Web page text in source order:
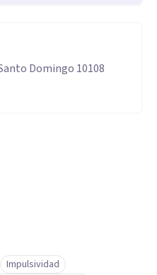
Domingo 10108
Impulsividad